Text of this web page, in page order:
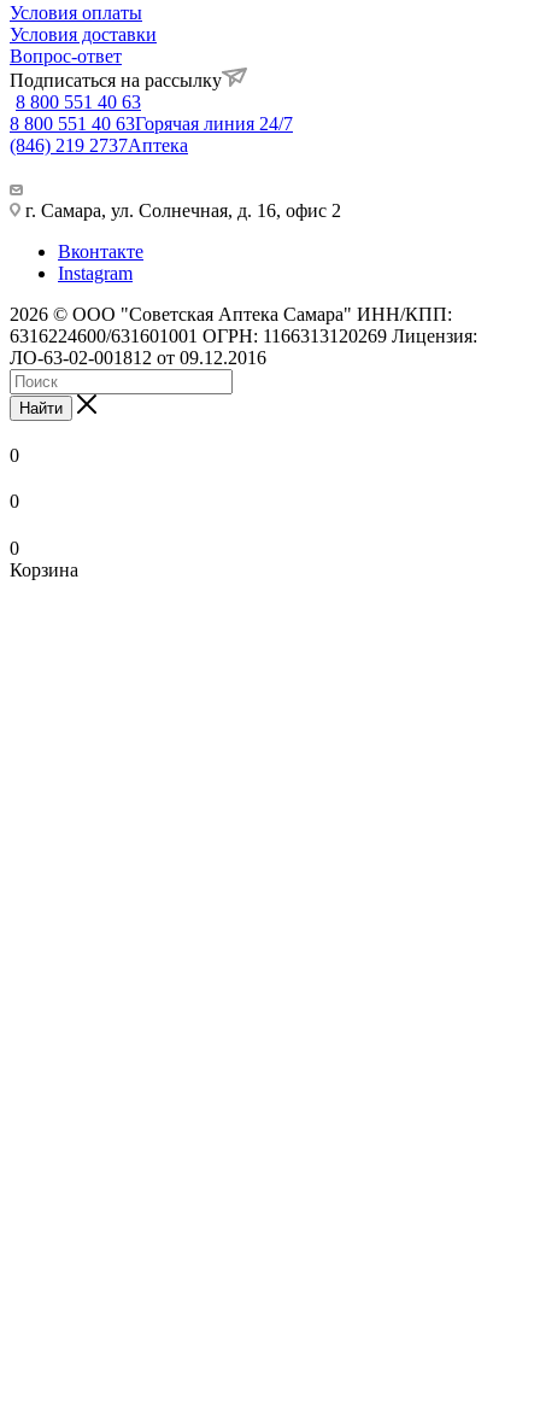
Условия оплаты
Условия доставки
Вопрос-ответ
Подписаться на рассылку
8 800 551 40 63
8 800 551 40 63Горячая линия 24/7
(846) 219 2737Аптека
г. Самара, ул. Солнечная, д. 16, офис 2
Вконтакте
Instagram
2026 © ООО "Советская Аптека Самара" ИНН/КПП:
6316224600/631601001 ОГРН: 1166313120269 Лицензия:
ЛО-63-02-001812 от 09.12.2016
Найти
0
0
0
Корзина